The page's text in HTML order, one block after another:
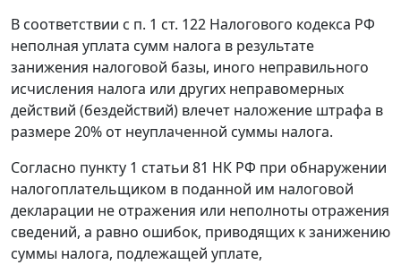
В соответствии с п. 1 ст. 122 Налогового кодекса РФ
неполная уплата сумм налога в результате
занижения налоговой базы, иного неправильного
исчисления налога или других неправомерных
действий (бездействий) влечет наложение штрафа в
размере 20% от неуплаченной суммы налога.
Согласно пункту 1 статьи 81 НК РФ при обнаружении
налогоплательщиком в поданной им налоговой
декларации не отражения или неполноты отражения
сведений, а равно ошибок, приводящих к занижению
суммы налога, подлежащей уплате,